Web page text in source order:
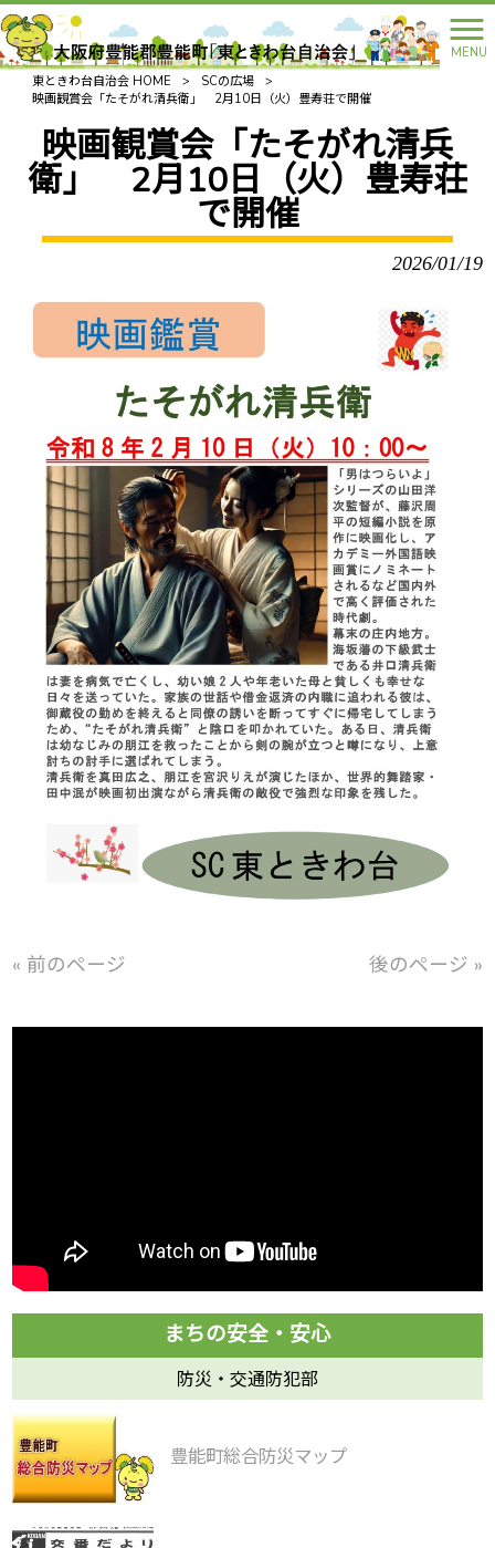
MENU
東ときわ台自治会 HOME
> SCの広場
>
映画観賞会「たそがれ清兵衛」 2月10日（火）豊寿荘で開催
映画観賞会「たそがれ清兵
衛」 2月10日（火）豊寿荘
で開催
2026/01/19
« 前のページ 後のページ »
防災・交通防犯部
豊能町総合防災マップ